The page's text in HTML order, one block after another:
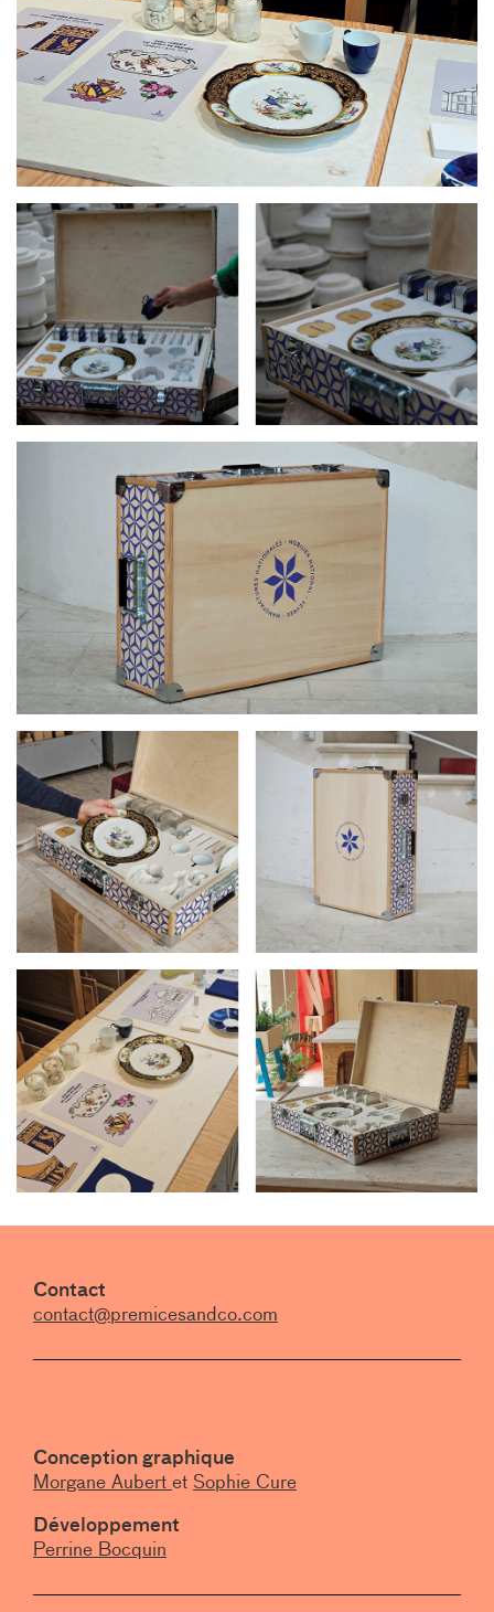
Contact
contact@premicesandco.com
Conception graphique
Morgane Aubert et Sophie Cure
Développement
Perrine Bocquin